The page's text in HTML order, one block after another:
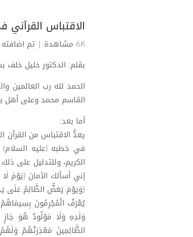
الاقتباس القرآني
6K مشاهدة
| تم اضافته بتاريخ
بقلم: الدكتور خليل خلف
الحمد لله رب العالمين
القاسم محمد وعلى أهل
أما بعد:
يعدُّ الاقتباس من القرآن
في خطبه (عليه السلام)
الكريم، وللتدليل على